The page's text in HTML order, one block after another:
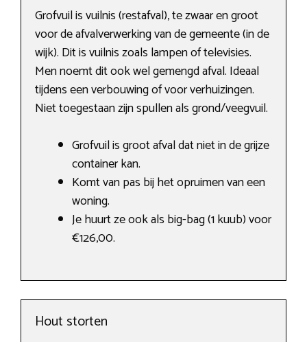
Grofvuil is vuilnis (restafval), te zwaar en groot
voor de afvalverwerking van de gemeente (in de
wijk). Dit is vuilnis zoals lampen of televisies.
Men noemt dit ook wel gemengd afval. Ideaal
tijdens een verbouwing of voor verhuizingen.
Niet toegestaan zijn spullen als grond/veegvuil.
Grofvuil is groot afval dat niet in de grijze
container kan.
Komt van pas bij het opruimen van een
woning.
Je huurt ze ook als big-bag (1 kuub) voor
€126,00.
Hout storten